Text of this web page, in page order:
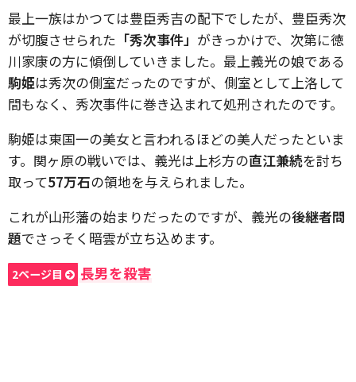
最上一族はかつては豊臣秀吉の配下でしたが、豊臣秀次
が切腹させられた 「秀次事件」 がきっかけで、次第に徳
川家康の方に傾倒していきました。最上義光の娘である
駒姫は秀次の側室だったのですが、側室として上洛して
間もなく、秀次事件に巻き込まれて処刑されたのです。
駒姫は東国一の美女と言われるほどの美人だったといま
す。関ヶ原の戦いでは、義光は上杉方の直江兼続を討ち
取って57万石の領地を与えられました。
これが山形藩の始まりだったのですが、義光の後継者問
題でさっそく暗雲が立ち込めます。
2ページ目 長男を殺害